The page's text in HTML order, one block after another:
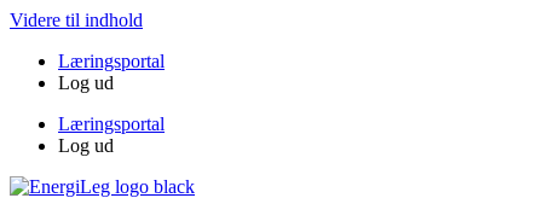
Videre til indhold
Læringsportal
Log ud
Læringsportal
Log ud